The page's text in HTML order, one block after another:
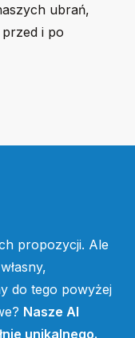
ubrań,
i po
propozycji. Ale
do tego powyżej
Nasze AI
unikalnego.